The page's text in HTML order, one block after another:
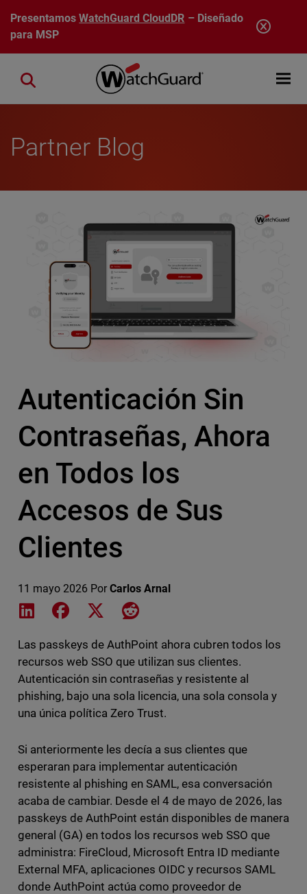
Pasar al contenido principal
PresentamosWatchGuard CloudDR – Diseñado
para MSP
Open
Close search
Partner Blog
Autenticación Sin
Contraseñas, Ahora
en Todos los
Accesos de Sus
Clientes
11 mayo 2026 Por Carlos Arnal
Share on LinkedIn
Share on Facebook
Share on XShare on Reddit
Las passkeys de AuthPoint ahora cubren todos los
recursos web SSO que utilizan sus clientes.
Autenticación sin contraseñas y resistente al
phishing, bajo una sola licencia, una sola consola y
una única política Zero Trust.
Si anteriormente les decía a sus clientes que
esperaran para implementar autenticación
resistente al phishing en SAML, esa conversación
acaba de cambiar. Desde el 4 de mayo de 2026, las
passkeys de AuthPoint están disponibles de manera
general (GA) en todos los recursos web SSO que
administra: FireCloud, Microsoft Entra ID mediante
External MFA, aplicaciones OIDC y recursos SAML
donde AuthPoint actúa como proveedor de